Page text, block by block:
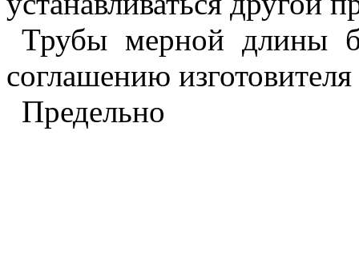
Трубы мерной длины
соглашению
Предельно